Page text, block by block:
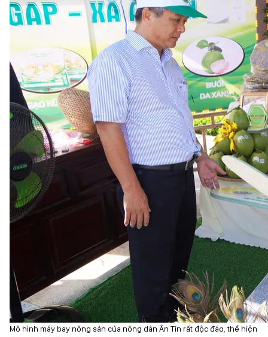
Mô hình máy bay nông sản của nông dân Ân Tín rất độc đáo, thể hiện